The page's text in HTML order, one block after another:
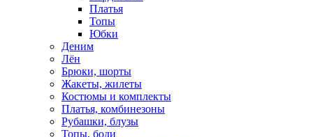
Платья
Топы
Юбки
Деним
Лён
Брюки, шорты
Жакеты, жилеты
Костюмы и комплекты
Платья, комбинезоны
Рубашки, блузы
Топы, боди